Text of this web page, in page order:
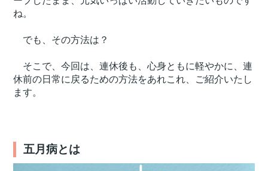
ね。
でも、その方法は？
そこで、今回は、連休後も、心身ともに軽やかに、連
休前の日常に戻るための方法をあれこれ、ご紹介いたし
ます。
五月病とは